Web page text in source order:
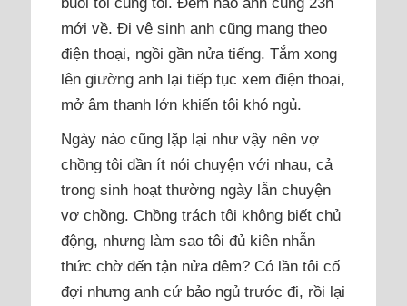
mới về. Đi vệ sinh anh cũng mang theo
điện thoại, ngồi gần nửa tiếng. Tắm xong
lên giường anh lại tiếp tục xem điện thoại,
mở âm thanh lớn khiến tôi khó ngủ.
Ngày nào cũng lặp lại như vậy nên vợ
chồng tôi dần ít nói chuyện với nhau, cả
trong sinh hoạt thường ngày lẫn chuyện
vợ chồng. Chồng trách tôi không biết chủ
động, nhưng làm sao tôi đủ kiên nhẫn
thức chờ đến tận nửa đêm? Có lần tôi cố
đợi nhưng anh cứ bảo ngủ trước đi, rồi lại